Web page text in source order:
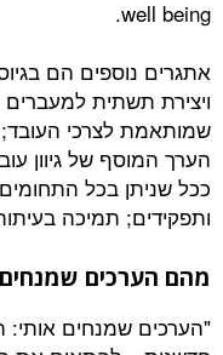
הם בגיוס עובדים
למעברים פנימיים;
העובד; פתיחות
של גיוון עובדים;
בכל התחומים כגון
תמיכה בעיתות משבר
שמנחים אותך
אותי: הקשבה